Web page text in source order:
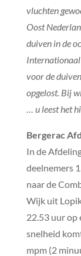
vluchten
Oost
duiven in de
Internationaal
voor de
opgelost. Bij
… u leest het
Bergerac
In de
deelnemers
naar de
Wijk uit
22.53 uur op
snelheid
mpm (2